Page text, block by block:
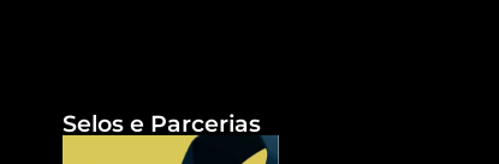
Selos e Parcerias